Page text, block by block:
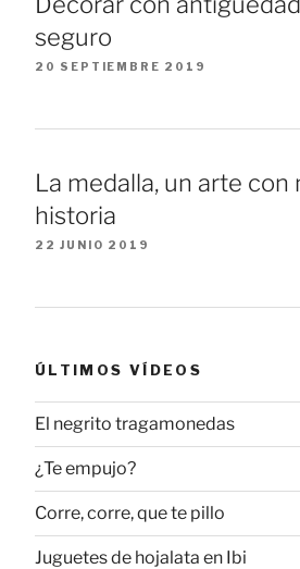
seguro
20 SEPTIEMBRE 2019
La medalla, un arte con
historia
22 JUNIO 2019
ÚLTIMOS VÍDEOS
El negrito tragamonedas
¿Te empujo?
Corre, corre, que te pillo
Juguetes de hojalata en Ibi